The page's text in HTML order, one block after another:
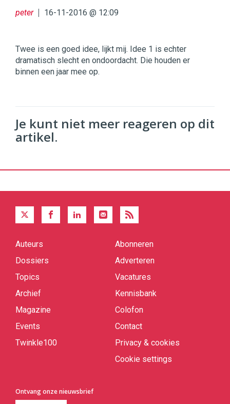
peter 16-11-2016 @ 12:09
Twee is een goed idee, lijkt mij. Idee 1 is echter
dramatisch slecht en ondoordacht. Die houden er
binnen een jaar mee op.
Je kunt niet meer reageren op dit
artikel.
Quick
Auteurs
Dossiers
Topics
Archief
Magazine
Events
Twinkle100
Abonneren
Adverteren
Vacatures
Kennisbank
Colofon
Contact
Privacy & cookies
Cookie settings
Ontvang onze nieuwsbrief